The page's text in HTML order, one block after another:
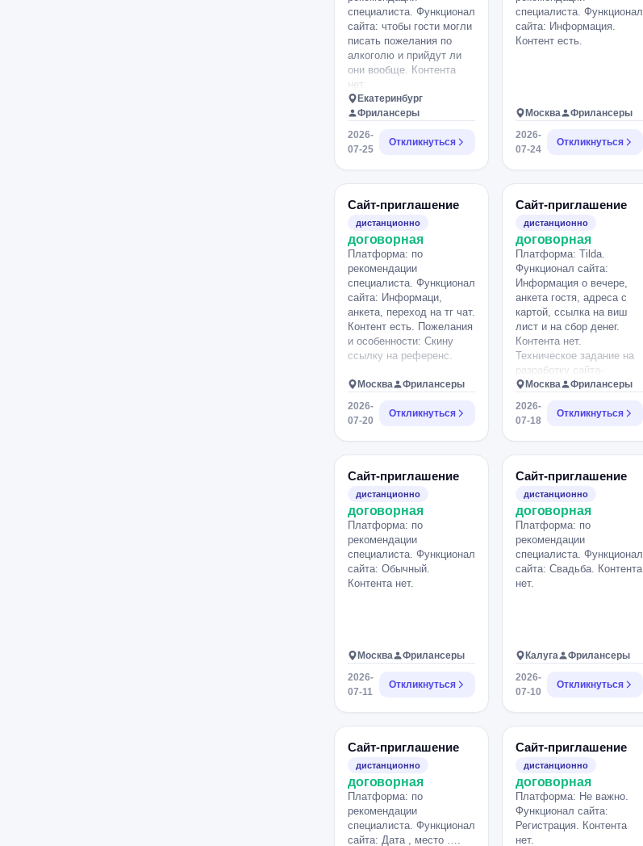
специалиста. Функционал
сайта: чтобы гости могли
писать пожелания по
алкоголю и прийдут ли
они вообще. Контента
нет.
Екатеринбург
Фрилансеры
2026-
07-25
Откликнуться
специалиста. Функционал
сайта: Информация.
Контент есть.
Москва
Фрилансеры
2026-
07-24
Откликнуться
Сайт-приглашение
дистанционно
договорная
Платформа: по
рекомендации
специалиста. Функционал
сайта: Информаци,
анкета, переход на тг чат.
Контент есть. Пожелания
и особенности: Скину
ссылку на референс.
Москва
Фрилансеры
2026-
07-20
Откликнуться
Сайт-приглашение
дистанционно
договорная
Платформа: Tilda.
Функционал сайта:
Информация о вечере,
анкета гостя, адреса с
картой, ссылка на виш
лист и на сбор денег.
Контента нет.
Техническое задание на
разработку сайта-
приглашения (Tilda) О
проекте Нужен дизайнер/
разработчик на Tilda для
сайта-приглашения на
празднование нашей 5-й
годовщины свадьбы. Это
не свадебный сайт в
классическом понимании,
а стильный лендинг-
приглашение на
вечеринку для друзей.
Концепция 5 YEARS OF
US Вечеринка в честь
нашей любви. Формат:
dolce vita + мексиканская
fiesta. Ассоциации:
лимоны; апельсины;
летний вечер; музыка;
смех; дружеские
разговоры; уютная
веранда; ощущение
отпуска. Важно передать
настроение, а не сделать
классический свадебный
Москва
Фрилансеры
2026-
07-18
Откликнуться
Сайт-приглашение
дистанционно
договорная
Платформа: по
рекомендации
специалиста. Функционал
сайта: Обычный.
Контента нет.
Москва
Фрилансеры
2026-
07-11
Откликнуться
Сайт-приглашение
дистанционно
договорная
Платформа: по
рекомендации
специалиста. Функционал
сайта: Свадьба. Контента
нет.
Калуга
Фрилансеры
2026-
07-10
Откликнуться
Сайт-приглашение
дистанционно
договорная
Платформа: по
рекомендации
специалиста. Функционал
сайта: Дата , место ….
Сайт-приглашение
дистанционно
договорная
Платформа: Не важно.
Функционал сайта:
Регистрация. Контента
нет.